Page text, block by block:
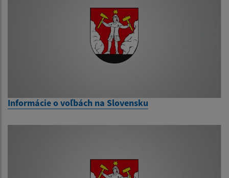
Informácie o voľbách na Slovensku